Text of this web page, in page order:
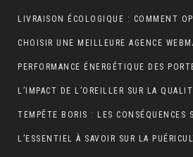
L’ESSENTIEL À SAVOIR SUR LA